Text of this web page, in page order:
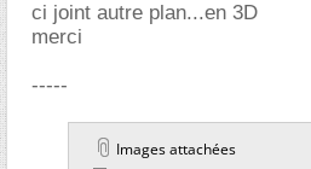
ci joint autre plan...en 3D
merci
-----
Images attachées